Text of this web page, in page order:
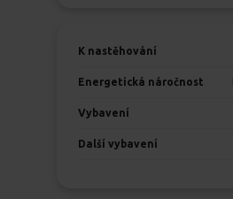
K nastěhování
Energetická náročnost
Vybavení
Další vybavení